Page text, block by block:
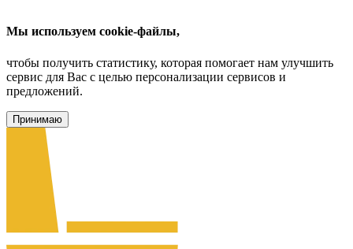
Мы используем cookie-файлы,
чтобы получить статистику, которая помогает нам улучшить
сервис для Вас с целью персонализации сервисов и
предложений.
Принимаю